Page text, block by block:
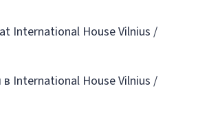
International House Vilnius /
в International House Vilnius /